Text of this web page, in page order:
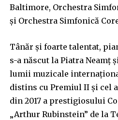
Baltimore, Orchestra
și Orchestra Simfonică
Tânăr și foarte talentat,
s-a născut la Piatra Neamț
lumii muzicale
distins cu Premiul II şi cel
din 2017 a prestigiosului
„Arthur Rubinstein” de la